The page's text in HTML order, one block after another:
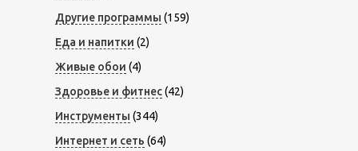
Другие программы (159)
Еда и напитки (2)
Живые обои (4)
Здоровье и фитнес(42)
Инструменты (344)
Интернет и сеть (64)